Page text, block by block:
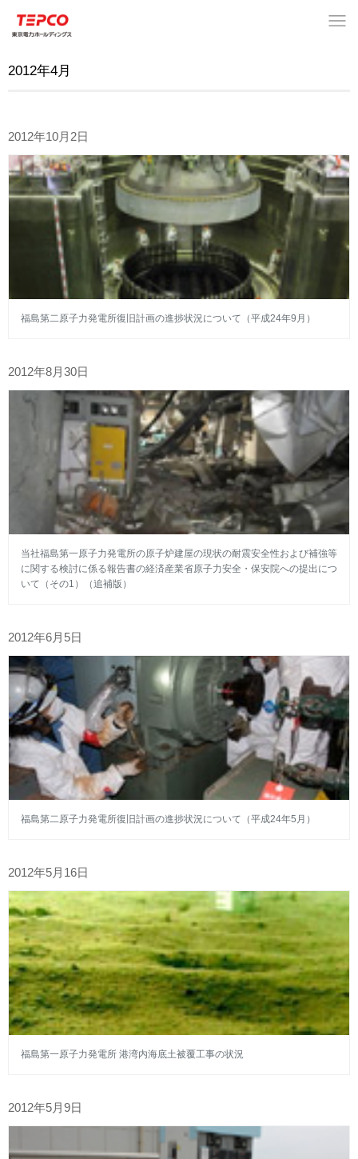
2012年4月
2012年10月2日
福島第二原子力発電所復旧計画の進捗状況について（平成24年9月）
2012年8月30日
当社福島第一原子力発電所の原子炉建屋の現状の耐震安全性および補強等
に関する検討に係る報告書の経済産業省原子力安全・保安院への提出につ
いて（その1）（追補版）
2012年6月5日
福島第二原子力発電所復旧計画の進捗状況について（平成24年5月）
2012年5月16日
福島第一原子力発電所 港湾内海底土被覆工事の状況
2012年5月9日